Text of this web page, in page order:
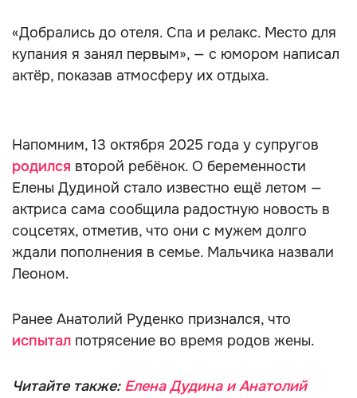
«Добрались до отеля. Спа и релакс. Место для
купания я занял первым», — с юмором написал
актёр, показав атмосферу их отдыха.
Напомним, 13 октября 2025 года у супругов
родился второй ребёнок. О беременности
Елены Дудиной стало известно ещё летом —
актриса сама сообщила радостную новость в
соцсетях, отметив, что они с мужем долго
ждали пополнения в семье. Мальчика назвали
Леоном.
Ранее Анатолий Руденко признался, что
испытал потрясение во время родов жены.
Читайте также: Елена Дудина и Анатолий